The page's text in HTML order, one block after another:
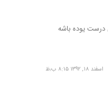
درست یوده باشه
اسفند ۱۸, ۱۳۹۲ ۸:۱۵ ب٫ظ